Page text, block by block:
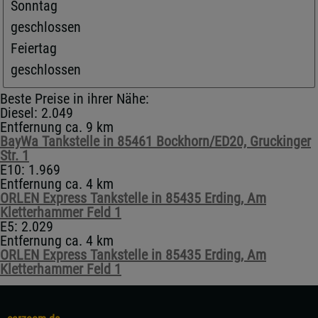
Sonntag
geschlossen
Feiertag
geschlossen
Beste Preise in ihrer Nähe:
Diesel: 2.049
Entfernung ca. 9 km
BayWa Tankstelle in 85461 Bockhorn/ED20, Gruckinger
Str. 1
E10: 1.969
Entfernung ca. 4 km
ORLEN Express Tankstelle in 85435 Erding, Am
Kletterhammer Feld 1
E5: 2.029
Entfernung ca. 4 km
ORLEN Express Tankstelle in 85435 Erding, Am
Kletterhammer Feld 1